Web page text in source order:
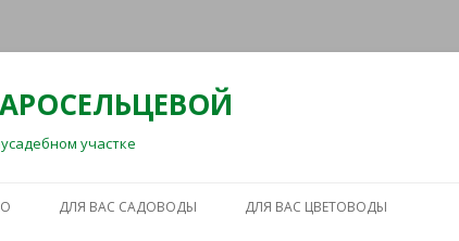
участке
содержимому
ДЛЯ ВАС САДОВОДЫ ДЛЯ ВАС ЦВЕТОВОДЫ